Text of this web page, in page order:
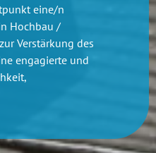
eine/n
Hochbau /
Verstärkung des
engagierte und